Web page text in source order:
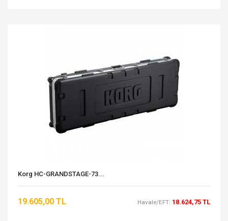
Korg HC-GRANDSTAGE-73...
19.605,00 TL Havale/EFT: 18.624,75 TL